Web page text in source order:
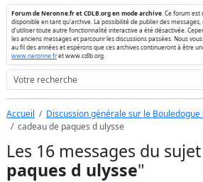
Forum de Neronne.fr et CDLB.org en mode archive . Ce forum
disponible en tant qu'archive. La possibilité de publier des
d'utiliser toute autre fonctionnalité interactive a été désactivée.
les anciens messages et parcourir les discussions passées. Nous
au fil des années et espérons que ces archives continueront à être
www.neronne.fret www.cdlb.org.
Accueil
Discussion générale sur le Bouledogue
cadeau de paques d ulysse
Les 16 messages du
paques d ulysse"